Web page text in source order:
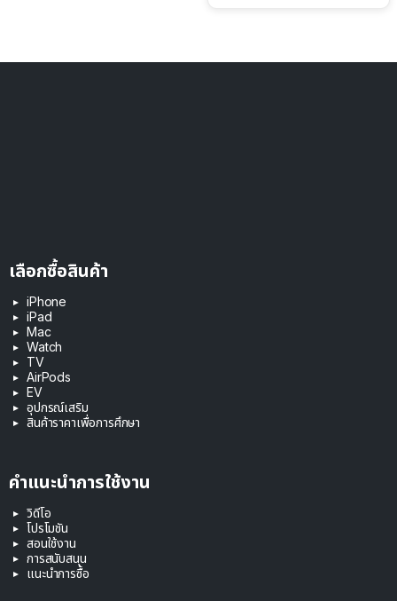
เลือกซื้อสินค้า
iPhone
iPad
Mac
Watch
TV
AirPods
EV
อุปกรณ์เสริม
สินค้าราคาเพื่อการศึกษา
คำแนะนำการใช้งาน
วิดีโอ
โปรโมชัน
สอนใช้งาน
การสนับสนุน
แนะนำการซื้อ